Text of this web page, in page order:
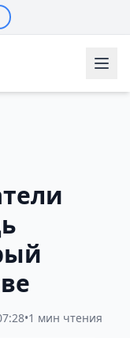
•1 мин чтения